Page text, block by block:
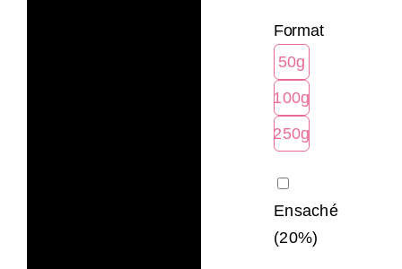
Format
50g
100g
250g
Ensaché
(20%)